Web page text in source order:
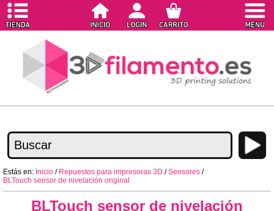
Estás en: Inicio / Repuestos para impresoras 3D /Sensores /
BLTouch sensor de nivelación original
BLTouch sensor de nivelación